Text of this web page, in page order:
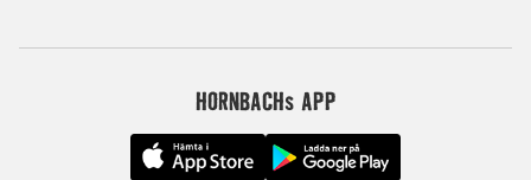
HORNBACHs APP